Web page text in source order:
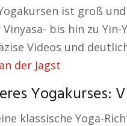
ist groß
bis hin zu
Videos und
der Jagst
Yogakurses:
klassische Yoga-